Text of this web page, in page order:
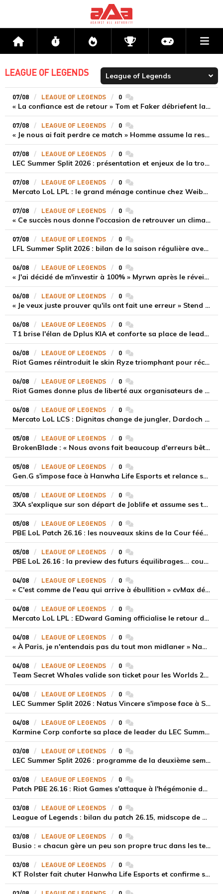
Accueil Flux Directs CompétitionsActu jeux
LEAGUE OF LEGENDS
07/08 LEAGUE OF LEGENDS 0 commentaires
« La confiance est de retour » Tom et Faker débriefent la victoire convaincante de T1 face à Dplus KIA
07/08 LEAGUE OF LEGENDS 0 commentaires
« Je nous ai fait perdre ce match » Homme assume la responsabilité de la défaite de HLE face à Gen.G
07/08 LEAGUE OF LEGENDS 0 commentaires
LEC Summer Split 2026 : présentation et enjeux de la troisième semaine de compétition
07/08 LEAGUE OF LEGENDS 0 commentaires
Mercato LoL LPL : le grand ménage continue chez Weibo Gaming, Jiejie quitte le navire au profit de Xiaohao
07/08 LEAGUE OF LEGENDS 0 commentaires
« Ce succès nous donne l'occasion de retrouver un climat beaucoup plus positif » Ryu et Canyon soulagés après la victoire de Gen.G sur HLE
07/08 LEAGUE OF LEGENDS 0 commentaires
LFL Summer Split 2026 : bilan de la saison régulière avec Solary en tête
06/08 LEAGUE OF LEGENDS 0 commentaires
« J'ai décidé de m'investir à 100% » Myrwn après le réveil de Movistar KOI face à Fnatic
06/08 LEAGUE OF LEGENDS 0 commentaires
« Je veux juste prouver qu'ils ont fait une erreur » Stend se confie sur son mercato chaotique et ses ambitions avec Shifters
06/08 LEAGUE OF LEGENDS 0 commentaires
T1 brise l'élan de Dplus KIA et conforte sa place de leader en LCK 2026 Rounds 3-4
06/08 LEAGUE OF LEGENDS 0 commentaires
Riot Games réintroduit le skin Ryze triomphant pour récompenser la scène amateur
06/08 LEAGUE OF LEGENDS 0 commentaires
Riot Games donne plus de liberté aux organisateurs de tournois locaux sur League of Legends
06/08 LEAGUE OF LEGENDS 0 commentaires
Mercato LoL LCS : Dignitas change de jungler, Dardoch fait son retour en LCS, eXyu annonce sa retraite
05/08 LEAGUE OF LEGENDS 0 commentaires
BrokenBlade : « Nous avons fait beaucoup d'erreurs bêtes, mais une victoire reste une victoire et c'est une chose dont on peut se réjouir »
05/08 LEAGUE OF LEGENDS 0 commentaires
Gen.G s'impose face à Hanwha Life Esports et relance sa dynamique en LCK
05/08 LEAGUE OF LEGENDS 0 commentaires
3XA s'explique sur son départ de Joblife et assume ses torts
05/08 LEAGUE OF LEGENDS 0 commentaires
PBE LoL Patch 26.16 : les nouveaux skins de la Cour féérique
05/08 LEAGUE OF LEGENDS 0 commentaires
PBE LoL 26.16 : la preview des futurs équilibrages... coup d'arrêt pour les supports roamers
04/08 LEAGUE OF LEGENDS 0 commentaires
« C'est comme de l'eau qui arrive à ébullition » cvMax décrypte la montée en puissance de Dplus KIA
04/08 LEAGUE OF LEGENDS 0 commentaires
Mercato LoL LPL : EDward Gaming officialise le retour de Jiejie dans la jungle face à une saison critique
04/08 LEAGUE OF LEGENDS 0 commentaires
« À Paris, je n'entendais pas du tout mon midlaner » Naak Nako soulagé de retrouver le studio berlinois
04/08 LEAGUE OF LEGENDS 0 commentaires
Team Secret Whales valide son ticket pour les Worlds 2026 de League of Legends
04/08 LEAGUE OF LEGENDS 0 commentaires
LEC Summer Split 2026 : Natus Vincere s'impose face à Shifters et lance sa saison estivale
04/08 LEAGUE OF LEGENDS 0 commentaires
Karmine Corp conforte sa place de leader du LEC Summer Split face à Team Heretics
03/08 LEAGUE OF LEGENDS 0 commentaires
LEC Summer Split 2026 : programme de la deuxième semaine de la saison régulière
03/08 LEAGUE OF LEGENDS 0 commentaires
Patch PBE 26.16 : Riot Games s'attaque à l'hégémonie des mages sur la botlane
03/08 LEAGUE OF LEGENDS 0 commentaires
League of Legends : bilan du patch 26.15, midscope de Bel'Veth et perspectives pour le 26.16
03/08 LEAGUE OF LEGENDS 0 commentaires
Busio : « chacun gère un peu son propre truc dans les teamfights et en général, ça marche beaucoup mieux »
03/08 LEAGUE OF LEGENDS 0 commentaires
KT Rolster fait chuter Hanwha Life Esports et confirme sa bonne forme dans cette LCK 2026 Rounds 3-4